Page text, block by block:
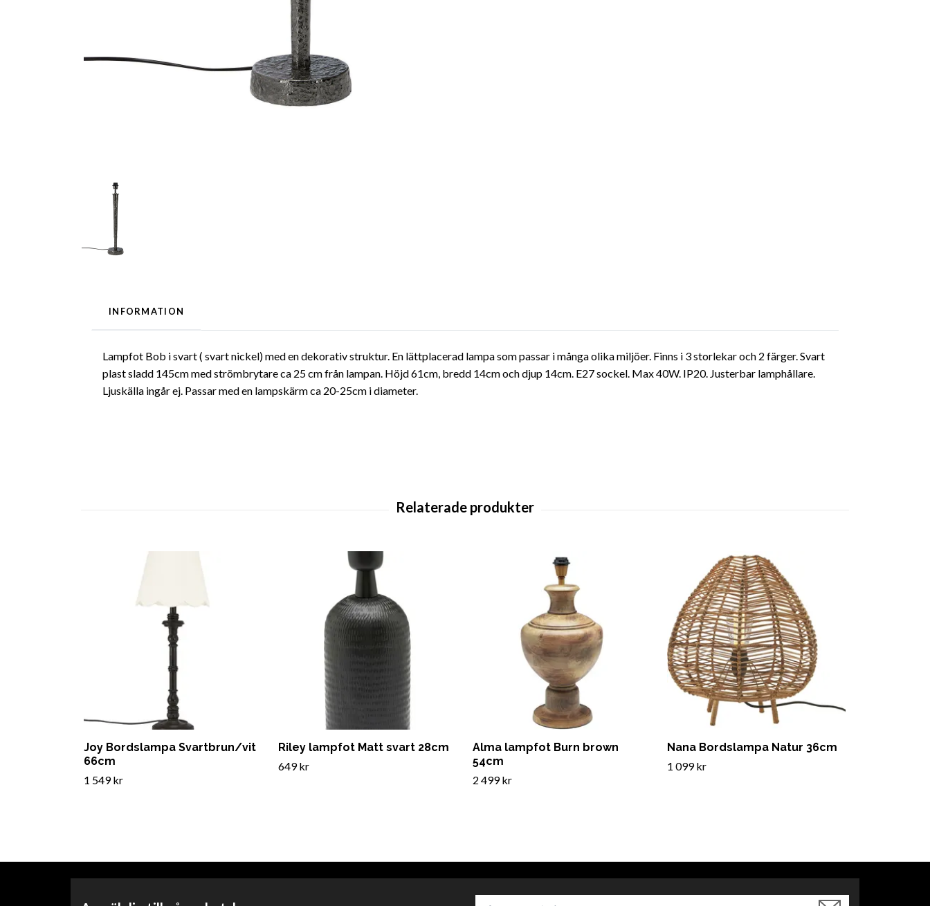
INFORMATION
Lampfot Bob i svart ( svart nickel) med en dekorativ struktur. En lättplacerad lampa som passar i många olika miljöer. Finns i 3 storlekar och 2 färger. Svart
plast sladd 145cm med strömbrytare ca 25 cm från lampan. Höjd 61cm, bredd 14cm och djup 14cm. E27 sockel. Max 40W. IP20. Justerbar lamphållare.
Ljuskälla ingår ej. Passar med en lampskärm ca 20-25cm i diameter.
Joy Bordslampa Svartbrun/vit
66cm
1 549 kr
Riley lampfot Matt svart 28cm
649 kr
Alma lampfot Burn brown
54cm
2 499 kr
Nana Bordslampa Natur 36cm
1 099 kr